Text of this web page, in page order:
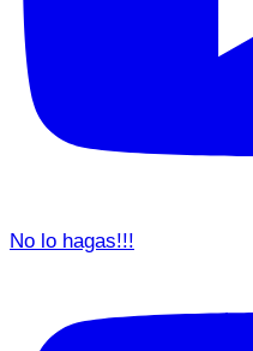
No lo hagas!!!